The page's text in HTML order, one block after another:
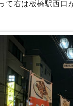
て右は板橋駅西口